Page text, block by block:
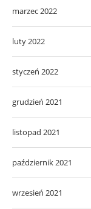
marzec 2022
luty 2022
styczeń 2022
grudzień 2021
listopad 2021
październik 2021
wrzesień 2021